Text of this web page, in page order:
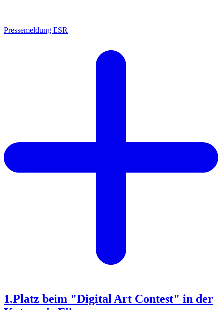
Pressemeldung ESR
1.Platz beim "Digital Art Contest" in der